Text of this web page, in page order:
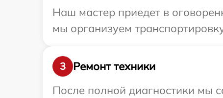
Наш мастер приедет в
мы организуем
3
Ремонт техники
После полной диагностики мы